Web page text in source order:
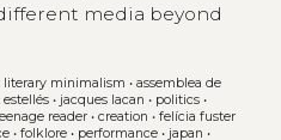
media beyond
literary minimalism • assemblea de
estellés• jacques lacan • politics•
reader• creation • felícia fuster
• folklore• performance• japan •